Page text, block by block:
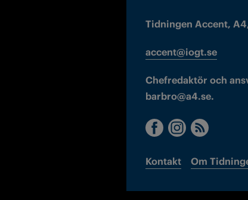
Tidningen Accent,
accent@iogt.se
Chefredaktör och
barbro@a4.se.
Kontakt Om